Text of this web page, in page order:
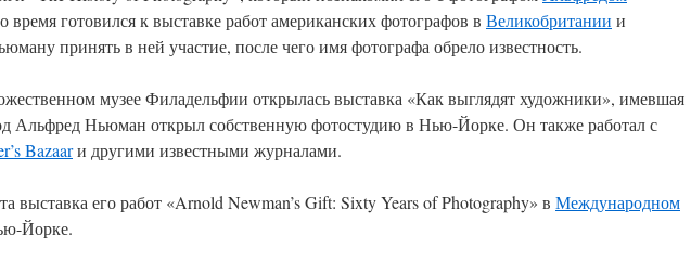
время готовился к выставке работ американских фотографов в Великобритании и
принять в ней участие, после чего имя фотографа обрело известность.
музее Филадельфии открылась выставка «Как выглядят художники», имевшая
Альфред Ньюман открыл собственную фотостудию в Нью-Йорке. Он также работал с
Bazaarи другими известными журналами.
выставка его работ «Arnold Newman’s Gift: Sixty Years of Photography» в Международном
Йорке.